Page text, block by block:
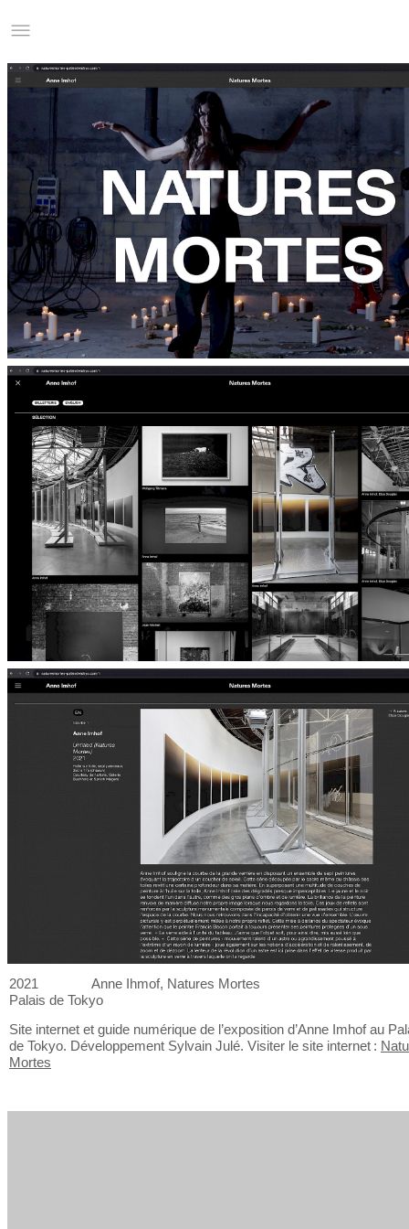
2021
Anne Ihmof, Natures Mortes
Palais de Tokyo
Site internet et guide numérique de l’exposition d’Anne Imhof au
de Tokyo. Développement Sylvain Julé. Visiter le site internet :
Mortes